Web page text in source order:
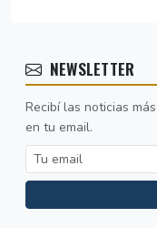
NEWSLETTER
Recibí las noticias
en tu email.